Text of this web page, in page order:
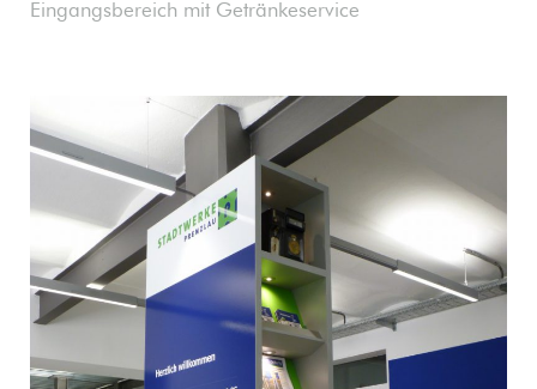
Eingangsbereich mit Getränkeservice